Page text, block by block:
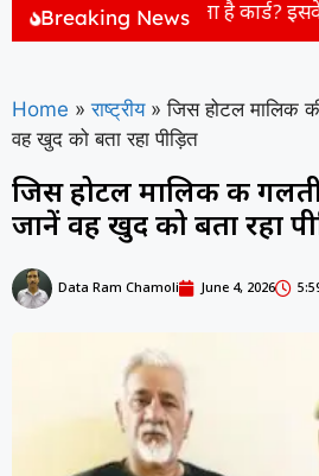
Breaking News
की जगह क्यों मिलता है कार्ड? इसके
Home » राष्ट्रीय » जिस होटल मालिक
वह खुद को बता रहा पीड़ित
जिस होटल मालिक की
जानें वह खुद को बता रहा
Data Ram Chamoli June 4, 2026